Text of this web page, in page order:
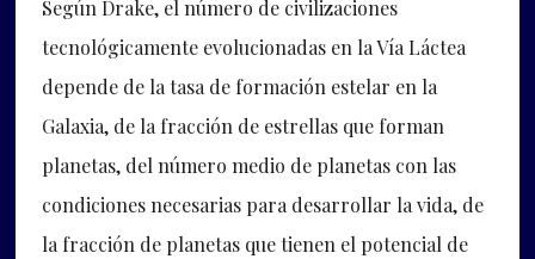
Según Drake, el número de civilizaciones
tecnológicamente evolucionadas en la Vía Láctea
depende de la tasa de formación estelar en la
Galaxia, de la fracción de estrellas que forman
planetas, del número medio de planetas con las
condiciones necesarias para desarrollar la vida, de
la fracción de planetas que tienen el potencial de